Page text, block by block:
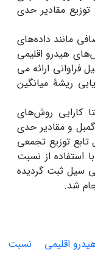
مقادیر حدی
مانند داده‌های
هیدرو اقلیمی
فراوانی ارائه می
ریشۀ میانگین
کارایی روش‌های
گمبل و مقادیر حدی
تابع توزیع تجمعی
استفاده از نسبت
۲۶ واقعه ساعتی سیل ثبت گردیده
شد.
اقلیمی
نسبت